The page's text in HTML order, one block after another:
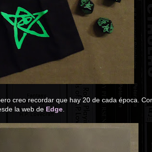
creo recordar que hay 20 de cada época.
la web de Edge